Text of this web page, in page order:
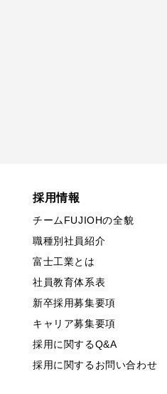
採用情報
チームFUJIOHの全貌
職種別社員紹介
富士工業とは
社員教育体系表
新卒採用募集要項
キャリア募集要項
採用に関するQ&A
採用に関するお問い合わせ